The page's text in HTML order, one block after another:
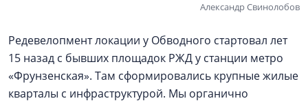
Александр Свинолобов
Редевелопмент локации у Обводного стартовал лет
15 назад с бывших площадок РЖД у станции метро
«Фрунзенская». Там сформировались крупные жилые
кварталы с инфраструктурой. Мы органично